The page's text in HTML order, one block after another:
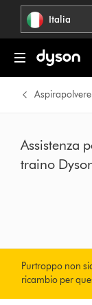
navigazione Italia
Assistenza
traino
Purtroppo non
ricambio per